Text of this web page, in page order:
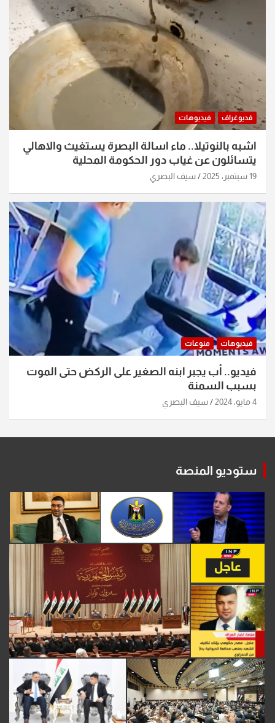
فديوغراف فيديوهات
اشبه بالنوتيلا.. ماء اسالة البصرة يستغيث والاهالي
يتسائلون عن غياب دور الحكومة المحلية
19 سبتمبر، 2025 سيف البصري
فيديوهات منوعات
فيديو.. أب يجبر ابنه الصغير على الركض حتى الموت
بسبب السمنة
4 مايو، 2024 سيف البصري
ستوديو المنصة